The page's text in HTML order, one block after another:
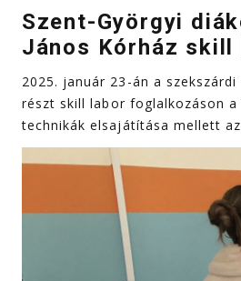
Szent-Györgyi
János Kórház skill
2025. január 23-án a
részt skill labor foglalkozáson a
technikák elsajátítása mellett